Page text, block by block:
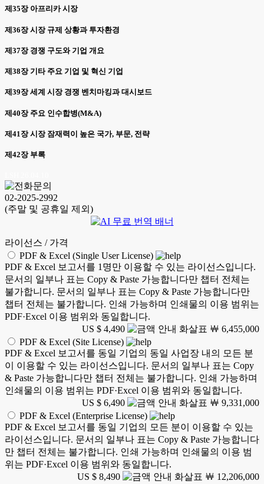
제35장 아프리카 시장
제36장 시장 규제 상황과 투자환경
제37장 경쟁 구도와 기업 개요
제38장 기타 주요 기업 및 혁신 기업
제39장 세계 시장 경쟁 벤치마킹과 대시보드
제40장 주요 인수합병(M&A)
제41장 시장 잠재력이 높은 국가, 부문, 전략
제42장 부록
02-2025-2992
(주말 및 공휴일 제외)
라이선스 / 가격
PDF & Excel (Single User License)
PDF & Excel 보고서를 1명만 이용할 수 있는 라이선스입니다.
문서의 일부나 표는 Copy & Paste 가능합니다만 챕터 전체는
불가합니다. 문서의 일부나 표는 Copy & Paste 가능합니다만
챕터 전체는 불가합니다. 인쇄 가능하며 인쇄물의 이용 범위는
PDF·Excel 이용 범위와 동일합니다.
US $ 4,490
￦ 6,455,000
PDF & Excel (Site License)
PDF & Excel 보고서를 동일 기업의 동일 사업장 내의 모든 분
이 이용할 수 있는 라이선스입니다. 문서의 일부나 표는 Copy
& Paste 가능합니다만 챕터 전체는 불가합니다. 인쇄 가능하며
인쇄물의 이용 범위는 PDF·Excel 이용 범위와 동일합니다.
US $ 6,490
￦ 9,331,000
PDF & Excel (Enterprise License)
PDF & Excel 보고서를 동일 기업의 모든 분이 이용할 수 있는
라이선스입니다. 문서의 일부나 표는 Copy & Paste 가능합니다
만 챕터 전체는 불가합니다. 인쇄 가능하며 인쇄물의 이용 범
위는 PDF·Excel 이용 범위와 동일합니다.
US $ 8,490
￦ 12,206,000